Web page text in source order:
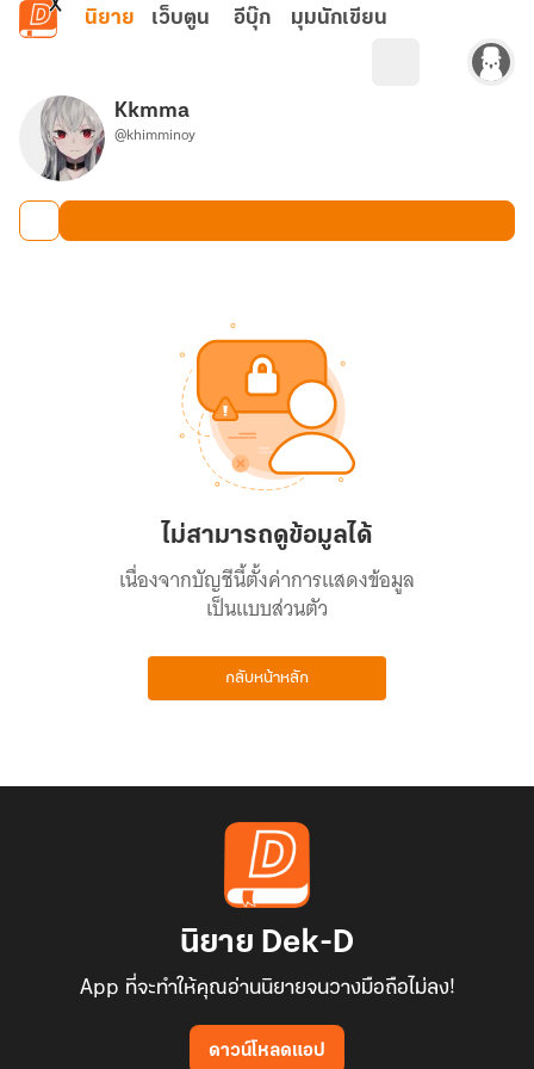
ข้ามไปยังเนื้อหาหลัก
นิยาย เว็บตูน อีบุ๊ก มุมนักเขียน
Kkmma
@khimminoy
ไม่สามารถดูข้อมูลได้
เนื่องจากบัญชีนี้ตั้งค่าการแสดงข้อมูล
เป็นแบบส่วนตัว
กลับหน้าหลัก
นิยาย Dek-D
App ที่จะทำให้คุณอ่านนิยายจนวางมือถือไม่ลง!
ดาวน์โหลดแอป